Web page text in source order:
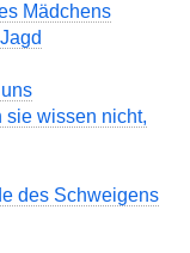
Mädchens
wissen nicht,
des Schweigens